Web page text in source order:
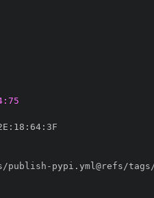
: 18 : 64:
publish-